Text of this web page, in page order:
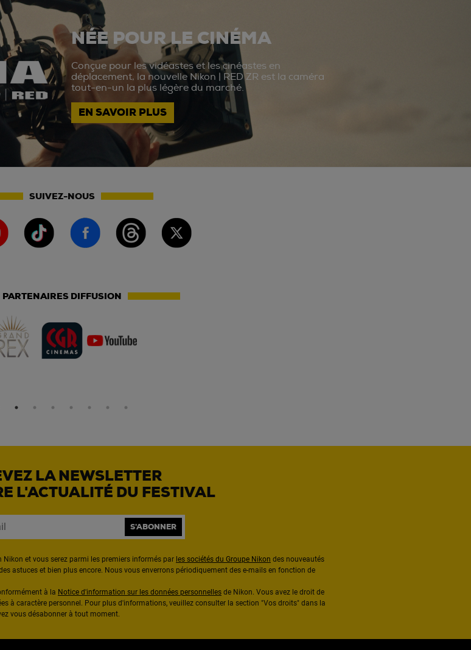
NÉE POUR LE CINÉMA
Conçue pour les vidéastes et les cinéastes en
déplacement, la nouvelle Nikon | RED ZR est la caméra
tout-en-un la plus légère du marché.
EN SAVOIR PLUS
SUIVEZ-NOUS
PARTENAIRES DIFFUSION
LA NEWSLETTER
L'ACTUALITÉ DU FESTIVAL
S'ABONNER
et vous serez parmi les premiers informés par les sociétés du Groupe Nikon des nouveautés
astuces et bien plus encore. Nous vous enverrons périodiquement des e-mails en fonction de
à la Notice d'information sur les données personnelles de Nikon. Vous avez le droit de
à caractère personnel. Pour plus d'informations, veuillez consulter la section "Vos droits" dans la
vous désabonner à tout moment.